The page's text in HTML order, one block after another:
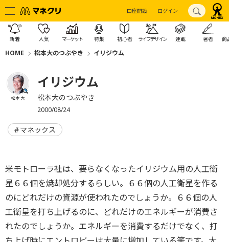
口座開設 ログイン
新着 人気 マーケット 特集 初心者 ライフデザイン 連載 著者 商
HOME 松本大のつぶやき イリジウム
松本 大
イリジウム
松本大のつぶやき
2000/08/24
マネックス
米モトローラ社は、要らなくなったイリジウム用の人工衛
星６６個を焼却処分するらしい。６６個の人工衛星を作る
のにどれだけの資源が使われたのでしょうか。６６個の人
工衛星を打ち上げるのに、どれだけのエネルギーが消費さ
れたのでしょうか。エネルギーを消費するだけでなく、打